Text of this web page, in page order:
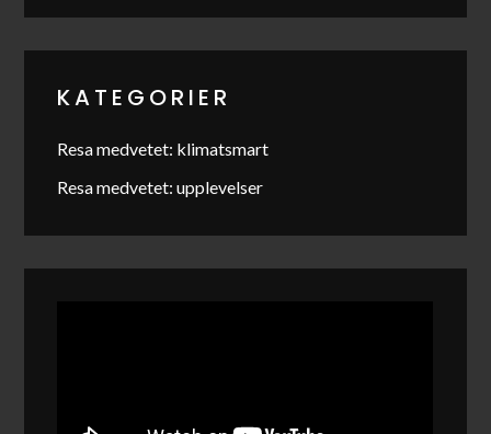
KATEGORIER
Resa medvetet: klimatsmart
Resa medvetet: upplevelser